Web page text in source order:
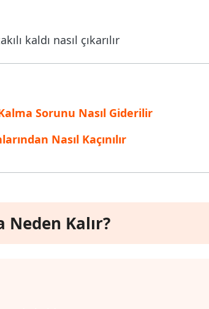
AI içeriğini insan benzeri hale dönüştürün
Sorunu Nasıl Giderilir
Nasıl Kaçınılır
Kalır?